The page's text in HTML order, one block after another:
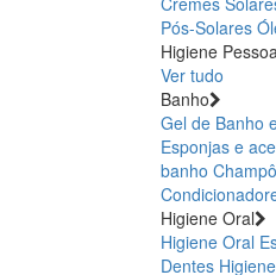
Pós-Solares
Higiene
Ver tudo
Banho
Gel de Banho
Esponjas e
banho
Higiene Oral
Higiene Oral
Dentes